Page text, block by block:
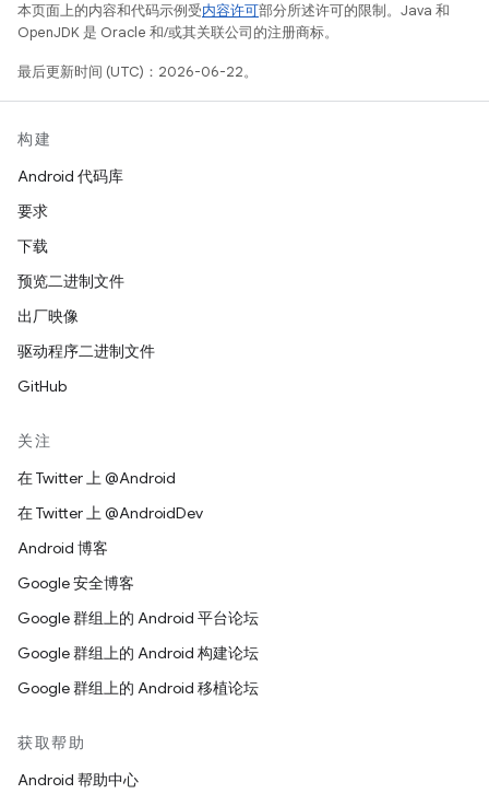
本页面上的内容和代码示例受内容许可部分所述许可的限制。Java 和
OpenJDK 是 Oracle 和/或其关联公司的注册商标。
最后更新时间 (UTC)：2026-06-22。
构建
Android 代码库
要求
下载
预览二进制文件
出厂映像
驱动程序二进制文件
GitHub
关注
在 Twitter 上 @Android
在 Twitter 上 @AndroidDev
Android 博客
Google 安全博客
Google 群组上的 Android 平台论坛
Google 群组上的 Android 构建论坛
Google 群组上的 Android 移植论坛
获取帮助
Android 帮助中心